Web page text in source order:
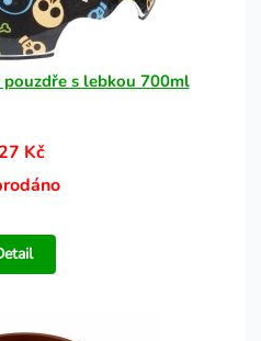
pouzdře s lebkou 700ml
Kč